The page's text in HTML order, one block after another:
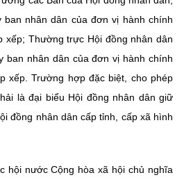
ban nhân dân của đơn vị hành chính
xếp; Thường trực Hội đồng nhân dân
ban nhân dân của đơn vị hành chính
xếp. Trường hợp đặc biệt, cho phép
là đại biểu Hội đồng nhân dân giữ
đồng nhân dân cấp tỉnh, cấp xã hình
hội nước Cộng hòa xã hội chủ nghĩa